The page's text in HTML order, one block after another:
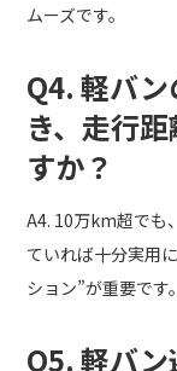
ムーズです。
Q4. 軽バ
き、走行
すか？
A4. 10万km超でも
ていれば十分実用
ション”が重要です。
Q5. 軽バ